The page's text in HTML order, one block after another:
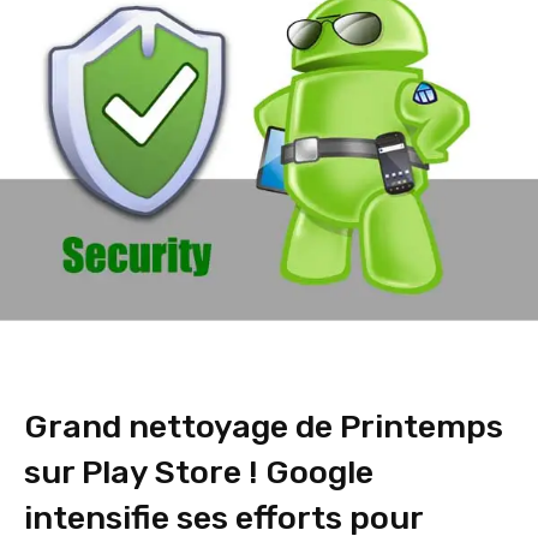
Grand nettoyage de Printemps
sur Play Store ! Google
intensifie ses efforts pour